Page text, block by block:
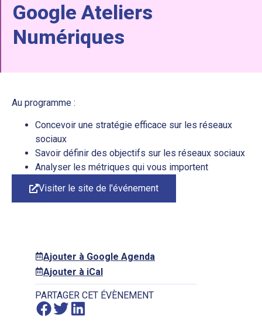
Google Ateliers
Numériques
Au programme :
Concevoir une stratégie efficace sur les réseaux
sociaux
Savoir définir des objectifs sur les réseaux sociaux
Analyser les métriques qui vous importent
Visiter le site de l'événement
Ajouter à Google Agenda
Ajouter à iCal
PARTAGER CET ÉVÈNEMENT